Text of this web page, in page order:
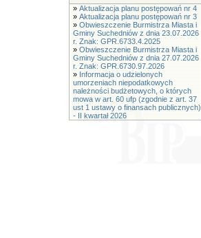
» Aktualizacja planu postępowań nr 4
» Aktualizacja planu postępowań nr 3
» Obwieszczenie Burmistrza Miasta i
Gminy Suchedniów z dnia 23.07.2026
r. Znak: GPR.6733.4.2025
» Obwieszczenie Burmistrza Miasta i
Gminy Suchedniów z dnia 27.07.2026
r. Znak: GPR.6730.97.2026
» Informacja o udzielonych
umorzeniach niepodatkowych
należności budżetowych, o których
mowa w art. 60 ufp (zgodnie z art. 37
ust 1 ustawy o finansach publicznych)
- II kwartał 2026